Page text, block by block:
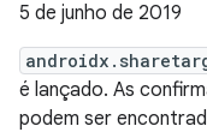
5 de junho de 2019
é lançado. As
podem ser